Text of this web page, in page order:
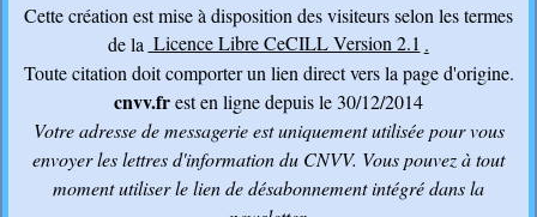
Cette création est mise à disposition des visiteurs selon les termes
de la Licence Libre CeCILL Version 2.1 .
Toute citation doit comporter un lien direct vers la page d'origine.
cnvv.frest en ligne depuis le 30/12/2014
Votre adresse de messagerie est uniquement utilisée pour vous
envoyer les lettres d'information du CNVV. Vous pouvez à tout
moment utiliser le lien de désabonnement intégré dans la